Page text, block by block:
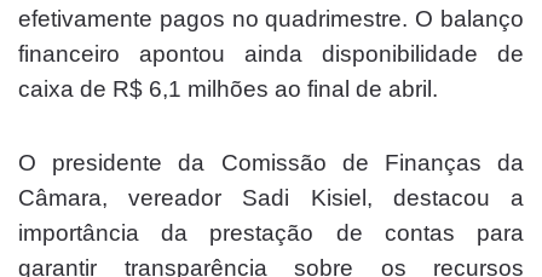
efetivamente pagos no quadrimestre. O balanço
financeiro apontou ainda disponibilidade de
caixa de R$ 6,1 milhões ao final de abril.
O presidente da Comissão de Finanças da
Câmara, vereador Sadi Kisiel, destacou a
importância da prestação de contas para
garantir transparência sobre os recursos